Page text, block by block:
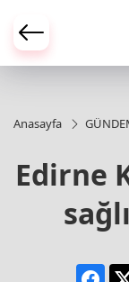
Anasayfa
Edirne